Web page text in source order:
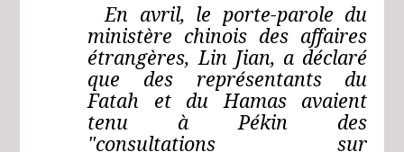
En avril, le porte-parole du
ministère chinois des affaires
étrangères, Lin Jian, a déclaré
que des représentants du
Fatah et du Hamas avaient
tenu à Pékin des
"consultations sur